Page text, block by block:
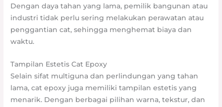
Dengan daya tahan yang lama, pemilik bangunan atau
industri tidak perlu sering melakukan perawatan atau
penggantian cat, sehingga menghemat biaya dan
waktu.
Tampilan Estetis Cat Epoxy
Selain sifat multiguna dan perlindungan yang tahan
lama, cat epoxy juga memiliki tampilan estetis yang
menarik. Dengan berbagai pilihan warna, tekstur, dan